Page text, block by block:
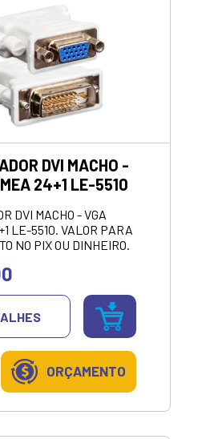
DVI MACHO -
24+1 LE-5510
DVI MACHO - VGA
VALOR PARA
NO PIX OU DINHEIRO.
ORÇAMENTO